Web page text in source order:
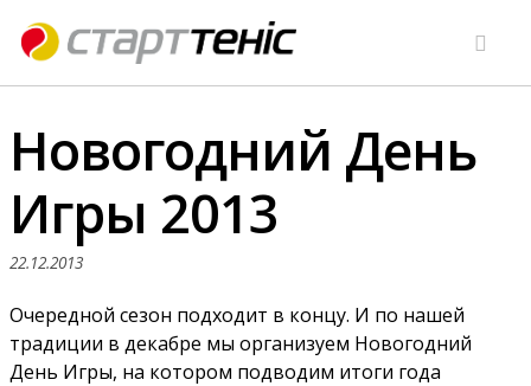
Новогодний День
Игры 2013
22.12.2013
Очередной сезон подходит в концу. И по нашей
традиции в декабре мы организуем Новогодний
День Игры, на котором подводим итоги года